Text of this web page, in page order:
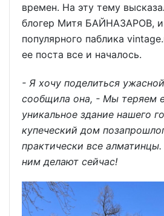
времен. На эту тему
блогер Митя БАЙНАЗАРОВ, и
популярного паблика
ее поста все и началось.
- Я хочу поделиться
сообщила она, - Мы теряем
уникальное здание нашего
купеческий дом
практически все
ним делают сейчас!